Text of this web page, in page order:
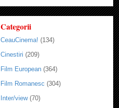
Categorii
CeauCinema! (134)
Cinestiri (209)
Film European (364)
Film Romanesc (304)
Inter/view (70)